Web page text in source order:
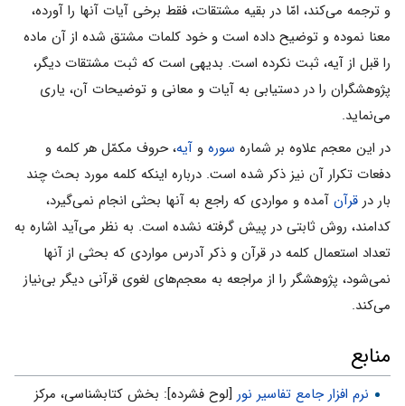
و ترجمه مى‌کند، امّا در بقیه مشتقات، فقط برخى آیات آنها را آورده،
معنا نموده و توضیح داده است و خود کلمات مشتق شده از آن ماده
را قبل از آیه، ثبت نکرده است. بدیهى است که ثبت مشتقات دیگر،
پژوهشگران را در دستیابى به آیات و معانى و توضیحات آن، یارى
مى‌نماید.
در این معجم علاوه بر شماره سوره و آیه، حروف مکمّل هر کلمه و
دفعات تکرار آن نیز ذکر شده است. درباره اینکه کلمه مورد بحث چند
بار در قرآن آمده و مواردى که راجع به آنها بحثى انجام نمى‌گیرد،
کدامند، روش ثابتى در پیش گرفته نشده است. به نظر مى‌آید اشاره به
تعداد استعمال کلمه در قرآن و ذکر آدرس مواردى که بحثى از آنها
نمى‌شود، پژوهشگر را از مراجعه به معجم‌هاى لغوى قرآنى دیگر بى‌نیاز
مى‌کند.
منابع
نرم افزار جامع تفاسیر نور[لوح فشرده]: بخش کتابشناسی، مرکز